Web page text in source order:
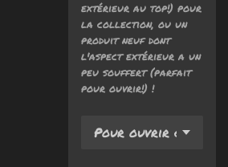
extérieur au top!) pour
la collection, ou un
produit neuf dont
l'aspect extérieur a un
peu souffert (parfait
pour ouvrir!) !